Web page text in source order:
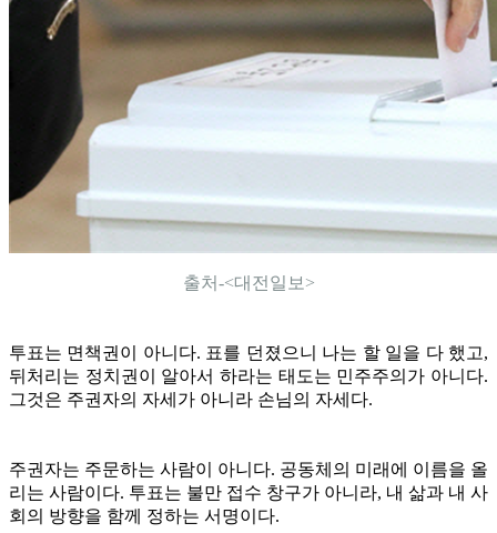
출처-<대전일보>
투표는 면책권이 아니다. 표를 던졌으니 나는 할 일을 다 했고,
뒤처리는 정치권이 알아서 하라는 태도는 민주주의가 아니다.
그것은 주권자의 자세가 아니라 손님의 자세다.
주권자는 주문하는 사람이 아니다. 공동체의 미래에 이름을 올
리는 사람이다. 투표는 불만 접수 창구가 아니라, 내 삶과 내 사
회의 방향을 함께 정하는 서명이다.